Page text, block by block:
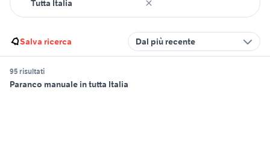
Salva ricerca Dal più recente
95 risultati
Paranco manuale in tutta Italia